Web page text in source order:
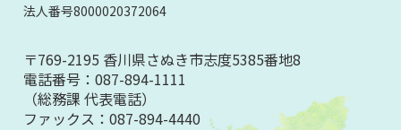
法人番号8000020372064
〒769-2195 香川県さぬき市志度5385番地8
電話番号：087-894-1111
（総務課 代表電話）
ファックス：087-894-4440